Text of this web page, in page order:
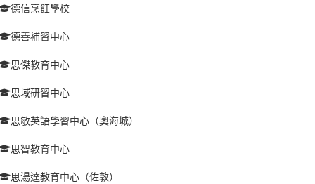
德信烹飪學校
德善補習中心
思傑教育中心
思域研習中心
思敏英語學習中心（奧海城）
思智教育中心
思湯達教育中心（佐敦）